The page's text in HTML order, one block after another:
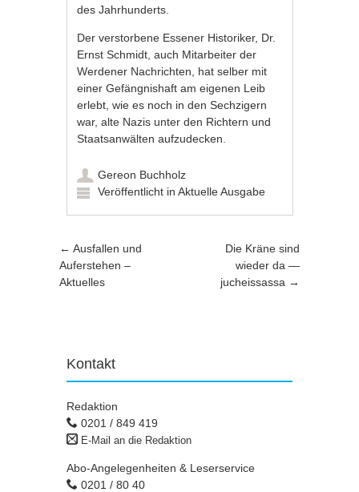
des Jahrhunderts.
Der verstorbene Essener Historiker, Dr.
Ernst Schmidt, auch Mitarbeiter der
Werdener Nachrichten, hat selber mit
einer Gefängnishaft am eigenen Leib
erlebt, wie es noch in den Sechzigern
war, alte Nazis unter den Richtern und
Staatsanwälten aufzudecken.
Gereon Buchholz
Veröffentlicht inAktuelle Ausgabe
Artikel-Navigation
← Ausfallen und
Auferstehen –
Aktuelles
Die Kräne sind
wieder da —
jucheissassa →
Kontakt
Redaktion
0201 / 849 419
E-Mail an die Redaktion
Abo-Angelegenheiten & Leserservice
0201 / 80 40